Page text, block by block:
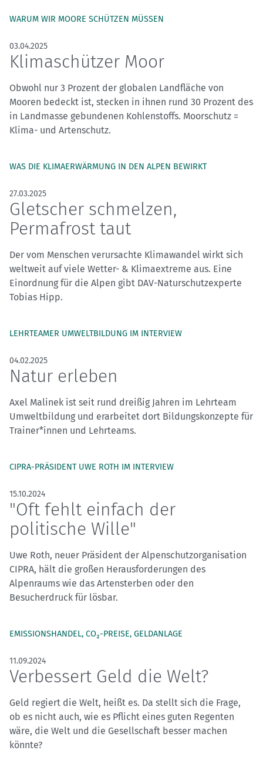
WARUM WIR MOORE SCHÜTZEN MÜSSEN
03.04.2025
Klimaschützer Moor
Obwohl nur 3 Prozent der globalen Landfläche von
Mooren bedeckt ist, stecken in ihnen rund 30 Prozent des
in Landmasse gebundenen Kohlenstoffs. Moorschutz =
Klima- und Artenschutz.
WAS DIE KLIMAERWÄRMUNG IN DEN ALPEN BEWIRKT
27.03.2025
Gletscher schmelzen,
Permafrost taut
Der vom Menschen verursachte Klimawandel wirkt sich
weltweit auf viele Wetter- & Klimaextreme aus. Eine
Einordnung für die Alpen gibt DAV-Naturschutzexperte
Tobias Hipp.
LEHRTEAMER UMWELTBILDUNG IM INTERVIEW
04.02.2025
Natur erleben
Axel Malinek ist seit rund dreißig Jahren im Lehrteam
Umweltbildung und erarbeitet dort Bildungskonzepte für
Trainer*innen und Lehrteams.
CIPRA-PRÄSIDENT UWE ROTH IM INTERVIEW
15.10.2024
"Oft fehlt einfach der
politische Wille"
Uwe Roth, neuer Präsident der Alpenschutzorganisation
CIPRA, hält die großen Herausforderungen des
Alpenraums wie das Artensterben oder den
Besucherdruck für lösbar.
EMISSIONSHANDEL, CO₂-PREISE, GELDANLAGE
11.09.2024
Verbessert Geld die Welt?
Geld regiert die Welt, heißt es. Da stellt sich die Frage,
ob es nicht auch, wie es Pflicht eines guten Regenten
wäre, die Welt und die Gesellschaft besser machen
könnte?